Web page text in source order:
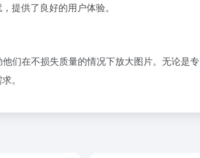
提供了良好的用户体验。
们在不损失质量的情况下放大图片。无论是专
。